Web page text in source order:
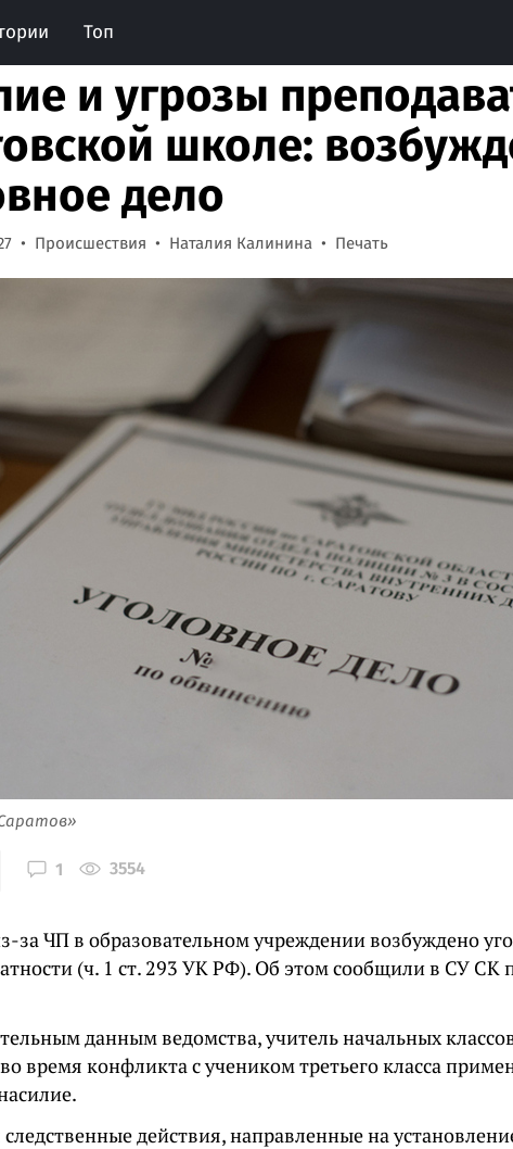
Топ
и угрозы
школе:
дело
Происшествия Наталия Калинина Печать
1 3554
за ЧП в образовательном учреждении возбуждено
(ч. 1 ст. 293 УК РФ). Об этом сообщили в СУ СК
данным ведомства, учитель начальных
время конфликта с учеником третьего класса
действия, направленные на